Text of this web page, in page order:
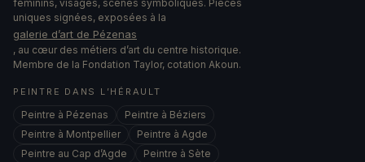
féminins, visages, scènes symboliques. Pièces
uniques signées, exposées à la
galerie d’art de Pézenas
, au cœur des métiers d’art du centre historique.
Membre de la Fondation Taylor, cotation Akoun.
PEINTRE DANS L’HÉRAULT
Peintre à Pézenas
Peintre à Béziers
Peintre à Montpellier
Peintre à Agde
Peintre au Cap d’Agde
Peintre à Sète